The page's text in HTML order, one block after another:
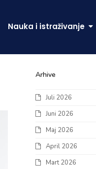
Nauka i istraživanje
Arhive
Juli 2026
Juni 2026
Maj 2026
April 2026
Mart 2026